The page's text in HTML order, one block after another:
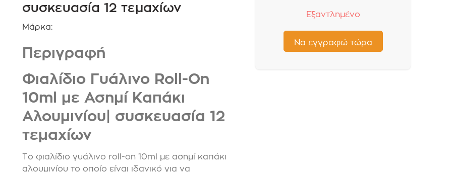
συσκευασία 12 τεμαχίων
Μάρκα:
Περιγραφή
Φιαλίδιο Γυάλινο Roll-On
10ml με Ασημί Καπάκι
Αλουμινίου| συσκευασία 12
τεμαχίων
Το φιαλίδιο γυάλινο roll-on 10ml με ασημί καπάκι
αλουμινίου το οποίο είναι ιδανικό για να
Εξαντλημένο